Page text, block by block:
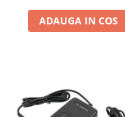
ADAUGA IN COS